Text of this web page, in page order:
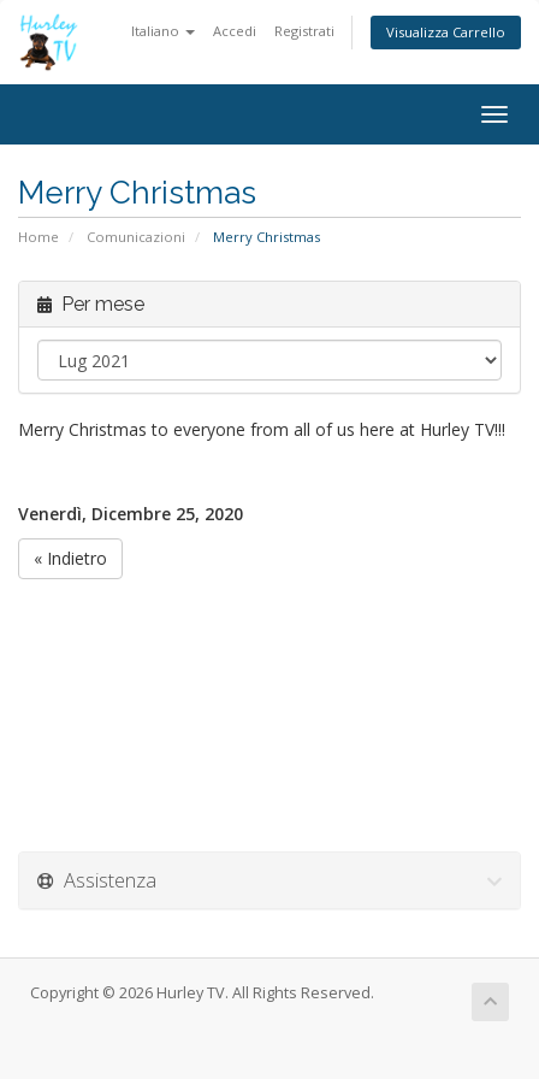
Italiano Accedi Registrati Visualizza Carrello
Merry Christmas
Home Comunicazioni Merry Christmas
Per mese
Merry Christmas to everyone from all of us here at Hurley TV!!!
Venerdì, Dicembre 25, 2020
« Indietro
Assistenza
Copyright © 2026 Hurley TV. All Rights Reserved.